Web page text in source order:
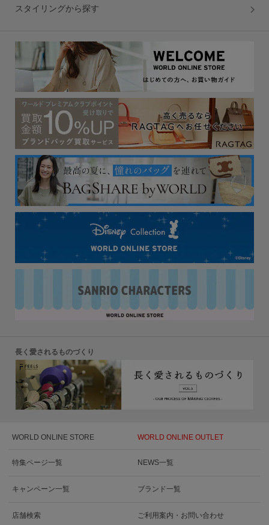
スタイリングから探す
長く愛されるものづくり
WORLD ONLINE STORE WORLD ONLINE OUTLET
特集ページ一覧 NEWS一覧
キャンペーン一覧 ブランド一覧
店舗検索 ご利用案内・お問い合わせ